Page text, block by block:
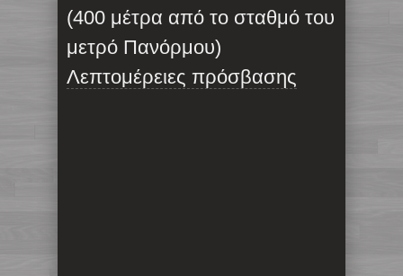
(400 μέτρα από το σταθμό του
μετρό Πανόρμου)
Λεπτομέρειες πρόσβασης